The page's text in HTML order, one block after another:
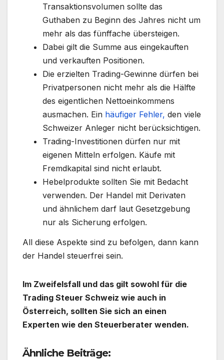
Transaktionsvolumen sollte das
Guthaben zu Beginn des Jahres nicht um
mehr als das fünffache übersteigen.
Dabei gilt die Summe aus eingekauften
und verkauften Positionen.
Die erzielten Trading-Gewinne dürfen bei
Privatpersonen nicht mehr als die Hälfte
des eigentlichen Nettoeinkommens
ausmachen. Ein häufiger Fehler, den viele
Schweizer Anleger nicht berücksichtigen.
Trading-Investitionen dürfen nur mit
eigenen Mitteln erfolgen. Käufe mit
Fremdkapital sind nicht erlaubt.
Hebelprodukte sollten Sie mit Bedacht
verwenden. Der Handel mit Derivaten
und ähnlichem darf laut Gesetzgebung
nur als Sicherung erfolgen.
All diese Aspekte sind zu befolgen, dann kann
der Handel steuerfrei sein.
Im Zweifelsfall und das gilt sowohl für die
Trading Steuer Schweiz wie auch in
Österreich, sollten Sie sich an einen
Experten wie den Steuerberater wenden.
Ähnliche Beiträge: